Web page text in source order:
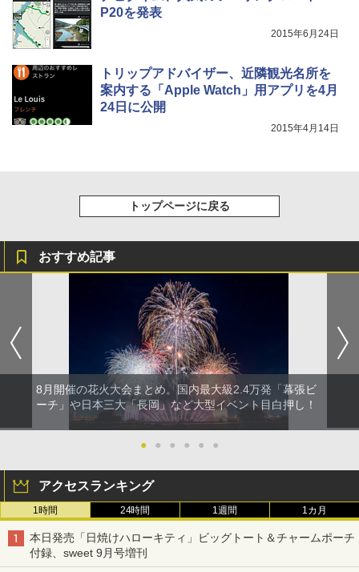
P20を発表
2015年6月24日
トリップアドバイザー、近隣観光名所を
案内する「Apple Watch」用アプリを4月
24日に公開
2015年4月14日
トップページに戻る
おすすめ記事
8月開催の花火大会まとめ。国内最大級2.4万発「幕張ビ
ーチ」や日本三大「長岡」など大型イベント目白押し！
● ● ● ● ● ●
アクセスランキング
1時間 24時間 1週間 1カ月
本日発売「日焼けハローキティ」ビッグトート＆チャームポーチ
付録、sweet 9月号増刊